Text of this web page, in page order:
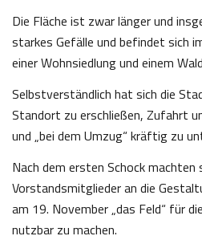
Die Fläche ist zwar länger und
starkes Gefälle und befindet sich
einer Wohnsiedlung und einem
Selbstverständlich hat sich die
Standort zu erschließen, Zufahrt
und „bei dem Umzug“ kräftig zu
Nach dem ersten Schock machten
Vorstandsmitglieder an die
am 19. November „das Feld“ für
nutzbar zu machen.